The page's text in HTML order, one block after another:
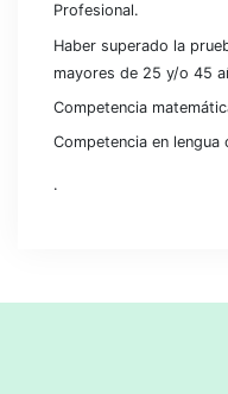
Profesional.​
Haber superado la
mayores de 25 y/o 45
Competencia
Competencia en lengua
.